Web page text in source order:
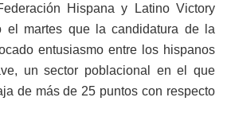
Hispana y Latino Victory
el martes que la candidatura de la
entusiasmo entre los hispanos
un sector poblacional en el que
de más de 25 puntos con respecto